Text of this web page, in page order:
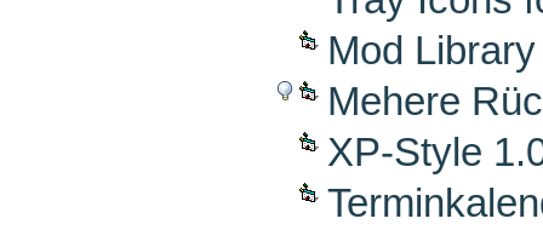
Mod
Mehere
XP-Style